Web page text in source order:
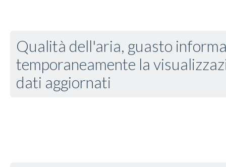
Qualità dell'aria, guasto
temporaneamente la
dati aggiornati